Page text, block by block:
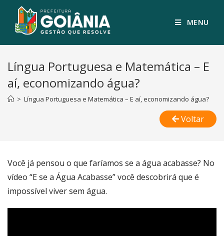
MENU
Língua Portuguesa e Matemática – E
aí, economizando água?
> Língua Portuguesa e Matemática – E aí, economizando água?
Voltar
Você já pensou o que faríamos se a água acabasse? No
vídeo “E se a Água Acabasse” você descobrirá que é
impossível viver sem água.